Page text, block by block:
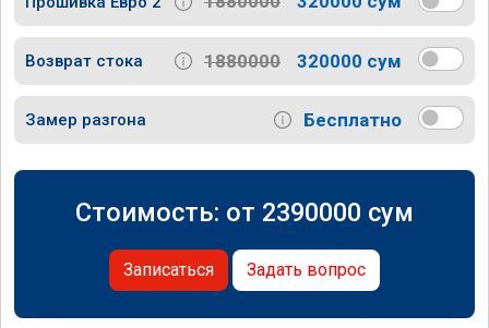
Возврат стока 1880000 320000 сум
Замер разгона Бесплатно
Стоимость: от 2390000 сум
Записаться Задать вопрос